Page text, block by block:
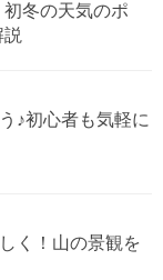
冬の天気のポ
説
♪初心者も気軽に
く！山の景観を